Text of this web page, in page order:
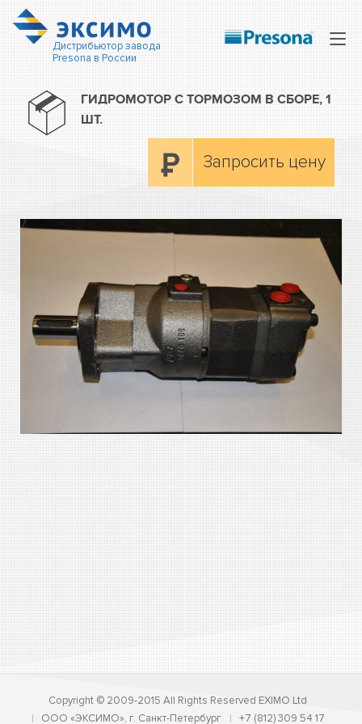
Дистрибьютор завода
Presona в России
ГИДРОМОТОР С ТОРМОЗОМ В СБОРЕ, 1
ШТ.
Запросить цену
Copyright © 2009-2015 All Rights Reserved EXIMO Ltd
ООО «ЭКСИМО», г. Санкт-Петербург
+7 (812) 309 54 17